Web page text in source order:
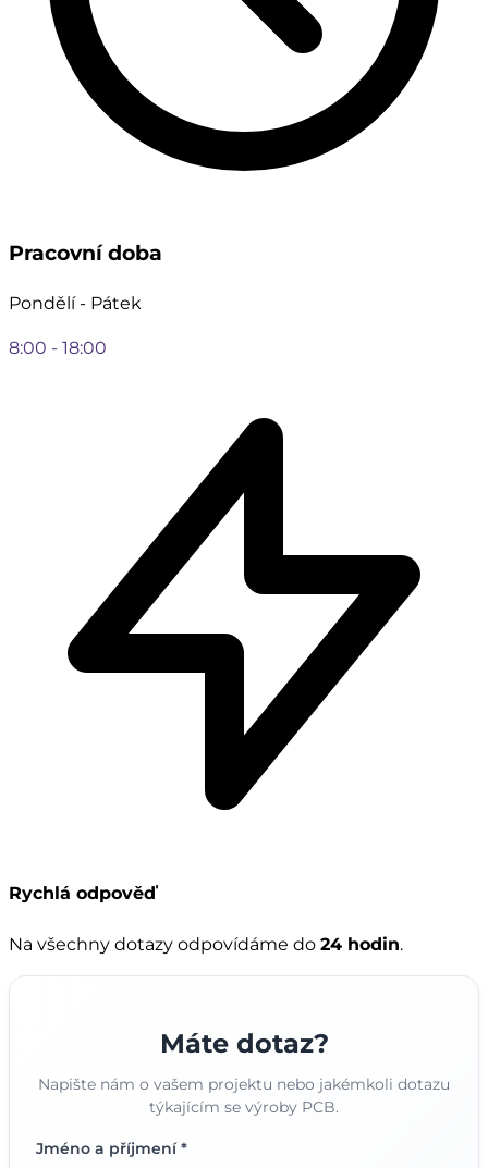
Pracovní doba
Pondělí - Pátek
8:00 - 18:00
Rychlá odpověď
Na všechny dotazy odpovídáme do 24 hodin.
Máte dotaz?
Napište nám o vašem projektu nebo jakémkoli dotazu
týkajícím se výroby PCB.
Jméno a příjmení *